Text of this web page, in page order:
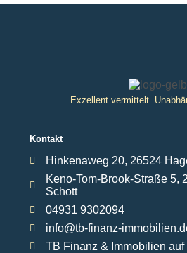
Exzellent vermittelt.
Kontakt
Hinkenaweg 20, 26524
Keno-Tom-Brook-Straße 5,
Schott
04931 9302094
info@tb-finanz-
TB Finanz & Immobilien auf